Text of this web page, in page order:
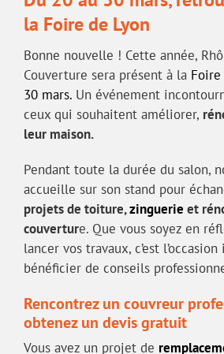
la Foire de Lyon
Bonne nouvelle ! Cette année,
Couverture sera présent à la Foire
30 mars. Un événement
ceux qui souhaitent améliorer,
leur maison.
Pendant toute la durée du salon,
accueille sur son stand pour
projets de toiture,zinguerie et
couverture. Que vous soyez en
lancer vos travaux, c’est
bénéficier de conseils
Rencontrez un couvreur
obtenez un devis gratuit
Vous avez un projet de